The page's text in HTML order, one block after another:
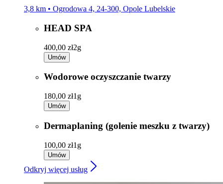
3,8 km • Ogrodowa 4, 24-300, Opole Lubelskie
HEAD SPA
400,00 zł2g
Umów
Wodorowe oczyszczanie twarzy
180,00 zł1g
Umów
Dermaplaning (golenie meszku z twarzy)
100,00 zł1g
Umów
Odkryj więcej usług